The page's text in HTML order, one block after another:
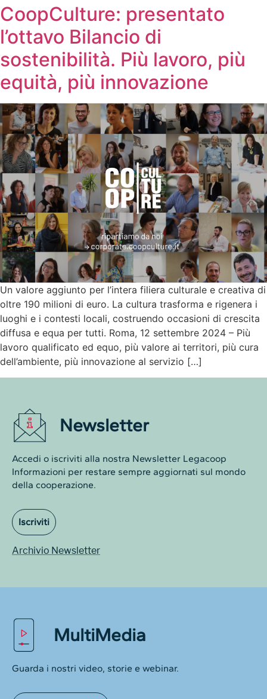
CoopCulture: presentato
l’ottavo Bilancio di
sostenibilità. Più lavoro, più
equità, più innovazione
Un valore aggiunto per l’intera filiera culturale e creativa di
oltre 190 milioni di euro. La cultura trasforma e rigenera i
luoghi e i contesti locali, costruendo occasioni di crescita
diffusa e equa per tutti. Roma, 12 settembre 2024 – Più
lavoro qualificato ed equo, più valore ai territori, più cura
dell’ambiente, più innovazione al servizio […]
Newsletter
Accedi o iscriviti alla nostra Newsletter Legacoop
Informazioni per restare sempre aggiornati sul mondo
della cooperazione.
Iscriviti
Archivio Newsletter
MultiMedia
Guarda i nostri video, storie e webinar.